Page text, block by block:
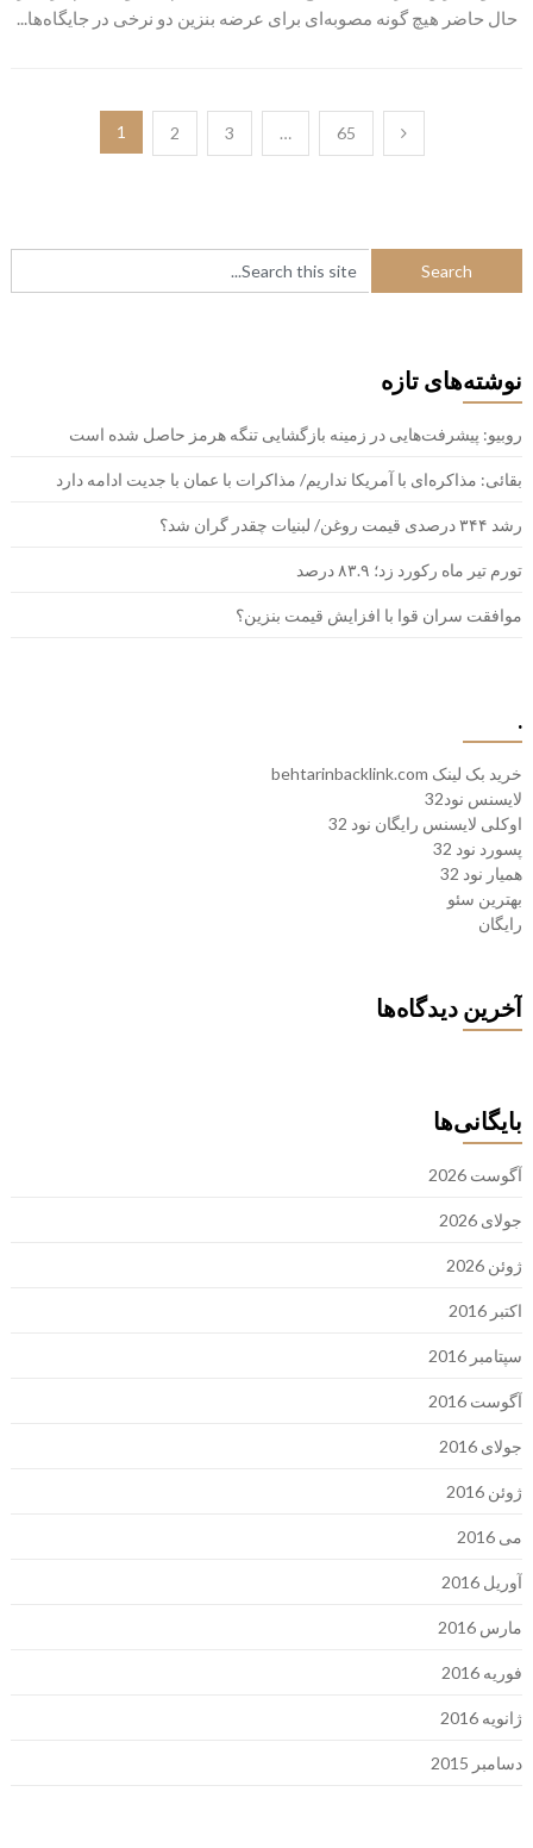
حال حاضر هیچ گونه مصوبه‌ای برای عرضه بنزین دو نرخی در جایگاه‌ها...
1 2 3 … 65
نوشته‌های تازه
روبیو: پیشرفت‌هایی در زمینه بازگشایی تنگه هرمز حاصل شده است
بقائی: مذاکره‌ای با آمریکا نداریم/ مذاکرات با عمان با جدیت ادامه دارد
رشد ۳۴۴ درصدی قیمت روغن/ لبنیات چقدر گران شد؟
تورم تیر ماه رکورد زد؛ ۸۳.۹ درصد
موافقت سران قوا با افزایش قیمت بنزین؟
.
خرید بک لینک behtarinbacklink.com
لایسنس نود32
اوکلی لایسنس رایگان نود 32
پسورد نود 32
همیار نود 32
بهترین سئو
رایگان
آخرین دیدگاه‌ها
بایگانی‌ها
آگوست 2026
جولای 2026
ژوئن 2026
اکتبر 2016
سپتامبر 2016
آگوست 2016
جولای 2016
ژوئن 2016
می 2016
آوریل 2016
مارس 2016
فوریه 2016
ژانویه 2016
دسامبر 2015